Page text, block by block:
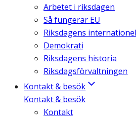
Arbetet i riksdagen
Så fungerar EU
Riksdagens
Demokrati
Riksdagens historia
Riksdagsförvaltningen
Kontakt & besök
Kontakt & besök
Kontakt